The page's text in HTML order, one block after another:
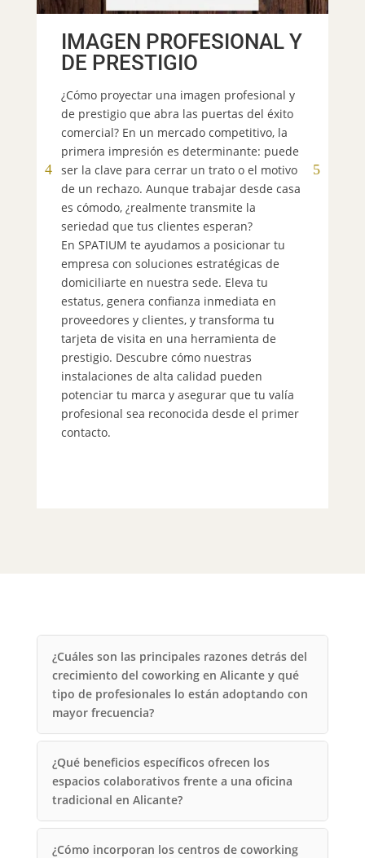
IMAGEN PROFESIONAL Y
DE PRESTIGIO
¿Cómo proyectar una imagen profesional y
de prestigio que abra las puertas del éxito
comercial? En un mercado competitivo, la
primera impresión es determinante: puede
ser la clave para cerrar un trato o el motivo
de un rechazo. Aunque trabajar desde casa
es cómodo, ¿realmente transmite la
seriedad que tus clientes esperan?
En SPATIUM te ayudamos a posicionar tu
empresa con soluciones estratégicas de
domiciliarte en nuestra sede. Eleva tu
estatus, genera confianza inmediata en
proveedores y clientes, y transforma tu
tarjeta de visita en una herramienta de
prestigio. Descubre cómo nuestras
instalaciones de alta calidad pueden
potenciar tu marca y asegurar que tu valía
profesional sea reconocida desde el primer
contacto.
¿Cuáles son las principales razones detrás del
crecimiento del coworking en Alicante y qué
tipo de profesionales lo están adoptando con
mayor frecuencia?
¿Qué beneficios específicos ofrecen los
espacios colaborativos frente a una oficina
tradicional en Alicante?
¿Cómo incorporan los centros de coworking